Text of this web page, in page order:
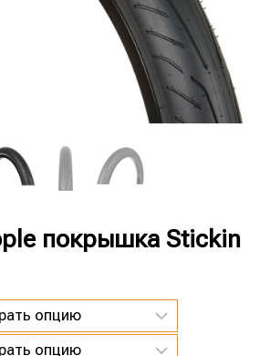
покрышка Stickin